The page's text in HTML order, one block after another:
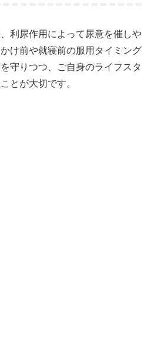
利尿作用によって尿意を催しや
け前や就寝前の服用タイミング
守りつつ、ご自身のライフスタ
とが大切です。